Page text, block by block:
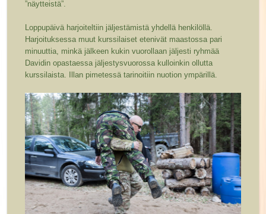
”näytteistä”.
Loppupäivä harjoiteltiin jäljestämistä yhdellä henkilöllä.
Harjoituksessa muut kurssilaiset etenivät maastossa pari
minuuttia, minkä jälkeen kukin vuorollaan jäljesti ryhmää
Davidin opastaessa jäljestysvuorossa kulloinkin ollutta
kurssilaista. Illan pimetessä tarinoitiin nuotion ympärillä.